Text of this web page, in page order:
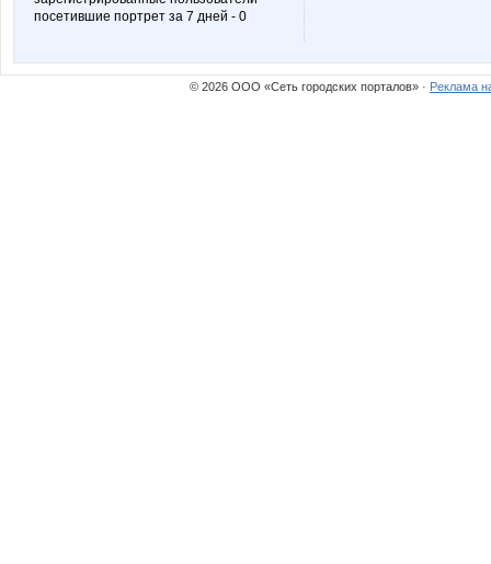
посетившие портрет за 7 дней - 0
© 2026 ООО «Сеть городских порталов» · Реклама